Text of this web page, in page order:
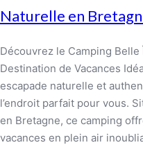
Naturelle en
Découvrez le Camping
Destination de Vacances
escapade naturelle et
l’endroit parfait pour vous.
en Bretagne, ce camping
vacances en plein air